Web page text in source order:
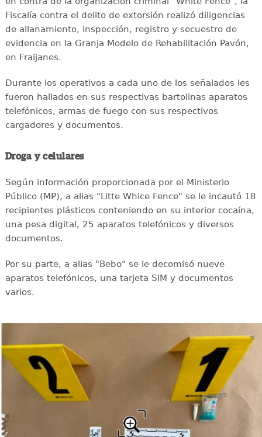
Fiscalía contra el delito de extorsión realizó diligencias
de allanamiento, inspección, registro y secuestro de
evidencia en la Granja Modelo de Rehabilitación Pavón,
en Fraijanes.
Durante los operativos a cada uno de los señalados les
fueron hallados en sus respectivas bartolinas aparatos
telefónicos, armas de fuego con sus respectivos
cargadores y documentos.
Droga y celulares
Según información proporcionada por el Ministerio
Público (MP), a alias "Litte Whice Fence" se le incautó 18
recipientes plásticos conteniendo en su interior cocaína,
una pesa digital, 25 aparatos telefónicos y diversos
documentos.
Por su parte, a alias "Bebo" se le decomisó nueve
aparatos telefónicos, una tarjeta SIM y documentos
varios.